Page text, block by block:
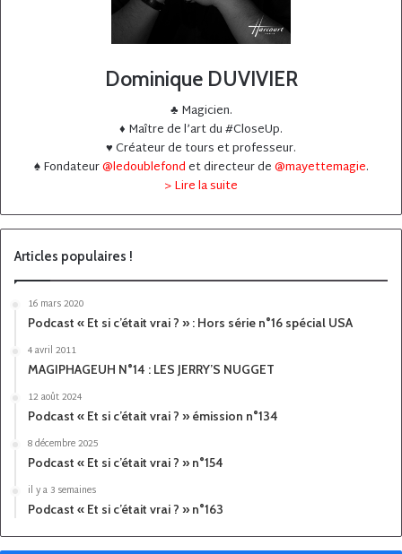
Dominique DUVIVIER
♣️ Magicien.
♦️ Maître de l’art du #CloseUp.
♥️ Créateur de tours et professeur.
♠️ Fondateur@ledoublefondet directeur de@mayettemagie.
> Lire la suite
Articles populaires !
16 mars 2020
Podcast « Et si c’était vrai ? » : Hors série n°16 spécial USA
4 avril 2011
MAGIPHAGEUH N°14 : LES JERRY’S NUGGET
12 août 2024
Podcast « Et si c’était vrai ? » émission n°134
8 décembre 2025
Podcast « Et si c’était vrai ? » n°154
il y a 3 semaines
Podcast « Et si c’était vrai ? » n°163